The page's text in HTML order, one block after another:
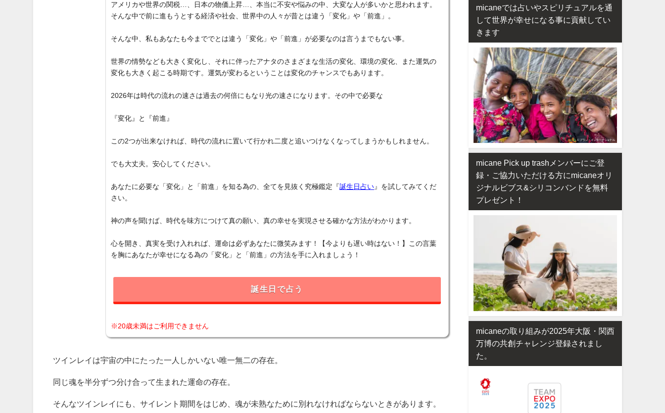
アメリカや世界の関税…、日本の物価上昇…、本当に不安や悩みの中、大変な人が多いかと思われます。
そんな中で前に進もうとする経済や社会、世界中の人々が昔とは違う「変化」や「前進」。
そんな中、私もあなたも今まででとは違う「変化」や「前進」が必要なのは言うまでもない事。
世界の情勢なども大きく変化し、それに伴ったアナタのさまざまな生活の変化、環境の変化、また運気の
変化も大きく起こる時期です。運気が変わるということは変化のチャンスでもあります。
2026年は時代の流れの速さは過去の何倍にもなり光の速さになります。その中で必要な
『変化』と『前進』
この2つが出来なければ、時代の流れに置いて行かれ二度と追いつけなくなってしまうかもしれません。
でも大丈夫。安心してください。
あなたに必要な「変化」と「前進」を知る為の、全てを見抜く究極鑑定『誕生日占い 』を試してみてくだ
さい。
神の声を聞けば、時代を味方につけて真の願い、真の幸せを実現させる確かな方法がわかります。
心を開き、真実を受け入れれば、運命は必ずあなたに微笑みます！【今よりも遅い時はない！】この言葉
を胸にあなたが幸せになる為の「変化」と「前進」の方法を手に入れましょう！
誕生日で占う
※20歳未満はご利用できません
ツインレイは宇宙の中にたった一人しかいない唯一無二の存在。
同じ魂を半分ずつ分け合って生まれた運命の存在。
そんなツインレイにも、サイレント期間をはじめ、魂が未熟なために別れなければならないときがあります。
micaneでは占いやスピリチュアルを通
して世界が幸せになる事に貢献してい
きます
micane Pick up trashメンバーにご登
録・ご協力いただける方にmicaneオリ
ジナルビブス&シリコンバンドを無料
プレゼント！
micaneの取り組みが2025年大阪・関西
万博の共創チャレンジ登録されまし
た。